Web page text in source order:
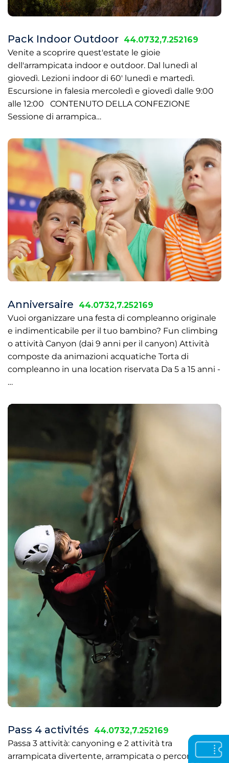
Pack Indoor Outdoor 44.0732,7.252169
Venite a scoprire quest'estate le gioie
dell'arrampicata indoor e outdoor. Dal lunedì al
giovedì. Lezioni indoor di 60' lunedì e martedì.
Escursione in falesia mercoledì e giovedì dalle 9:00
alle 12:00 CONTENUTO DELLA CONFEZIONE
Sessione di arrampica…
Anniversaire
44.0732,7.252169
Vuoi organizzare una festa di compleanno originale
e indimenticabile per il tuo bambino? Fun climbing
o attività Canyon (dai 9 anni per il canyon) Attività
composte da animazioni acquatiche Torta di
compleanno in una location riservata Da 5 a 15 anni -
…
Pass 4 activités
44.0732,7.252169
Passa 3 attività: canyoning e 2 attività tra
arrampicata divertente, arrampicata o percorso
Italiano
(Italia)